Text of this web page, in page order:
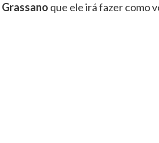
que ele irá fazer como